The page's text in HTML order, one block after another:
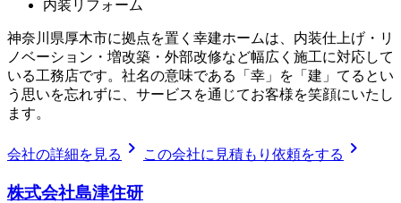
内装リフォーム
神奈川県厚木市に拠点を置く幸建ホームは、内装仕上げ・リ
ノベーション・増改築・外部改修など幅広く施工に対応して
いる工務店です。社名の意味である「幸」を「建」てるとい
う思いを忘れずに、サービスを通じてお客様を笑顔にいたし
ます。
会社の詳細を見る chevron_right この会社に見積もり依頼をする chevron_right
株式会社島津住研